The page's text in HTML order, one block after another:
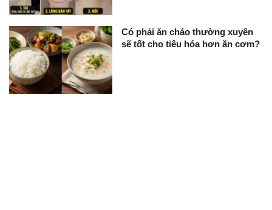
Có phải ăn cháo thường xuyên
sẽ tốt cho tiêu hóa hơn ăn cơm?